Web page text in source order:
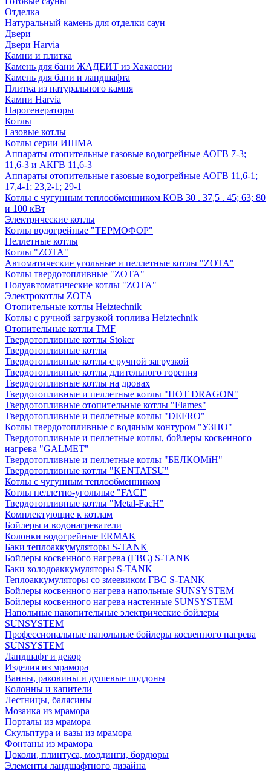
Отделка
Натуральный камень для отделки саун
Двери
Двери Harvia
Камни и плитка
Камень для бани ЖАДЕИТ из Хакассии
Камень для бани и ландшафта
Плитка из натурального камня
Камни Harvia
Парогенераторы
Котлы
Газовые котлы
Котлы серии ИШМА
Аппараты отопительные газовые водогрейные АОГВ 7-3;
11,6-3 и АКГВ 11,6-3
Аппараты отопительные газовые водогрейные АОГВ 11,6-1;
17,4-1; 23,2-1; 29-1
Котлы с чугунным теплообменником КОВ 30 . 37,5 . 45; 63; 80
и 100 кВт
Электрические котлы
Котлы водогрейные "ТЕРМОФОР"
Пеллетные котлы
Котлы "ZOTA"
Автоматические угольные и пеллетные котлы "ZOTA"
Котлы твердотопливные "ZOTA"
Полуавтоматические котлы "ZOTA"
Электрокотлы ZOTA
Отопительные котлы Heiztechnik
Котлы с ручной загрузкой топлива Heiztechnik
Отопительные котлы TMF
Твердотопливные котлы Stoker
Твердотопливные котлы
Твердотопливные котлы с ручной загрузкой
Твердотопливные котлы длительного горения
Твердотопливные котлы на дровах
Твердотопливные и пеллетные котлы "HOT DRAGON"
Твердотопливные отопительные котлы "Flames"
Твердотопливные и пеллетные котлы "DEFRO"
Котлы твердотопливные с водяным контуром "УЗПО"
Твердотопливные и пеллетные котлы, бойлеры косвенного
нагрева "GALMET"
Твердотопливные и пеллетные котлы "БЕЛКОМiН"
Твердотопливные котлы "KENTATSU"
Котлы с чугунным теплообменником
Котлы пеллетно-угольные "FACI"
Твердотопливные котлы "Metal-FacH"
Комплектующие к котлам
Бойлеры и водонагреватели
Колонки водогрейные ERMAK
Баки теплоаккумуляторы S-TANK
Бойлеры косвенного нагрева (ГВС) S-TANK
Баки холодоаккумуляторы S-TANK
Теплоаккумуляторы со змеевиком ГВС S-TANK
Бойлеры косвенного нагрева напольные SUNSYSTEM
Бойлеры косвенного нагрева настенные SUNSYSTEM
Напольные накопительные электрические бойлеры
SUNSYSTEM
Профессиональные напольные бойлеры косвенного нагрева
SUNSYSTEM
Ландшафт и декор
Изделия из мрамора
Ванны, раковины и душевые поддоны
Колонны и капители
Лестницы, балясины
Мозаика из мрамора
Порталы из мрамора
Скульптура и вазы из мрамора
Фонтаны из мрамора
Цоколи, плинтуса, молдинги, бордюры
Элементы ландшафтного дизайна